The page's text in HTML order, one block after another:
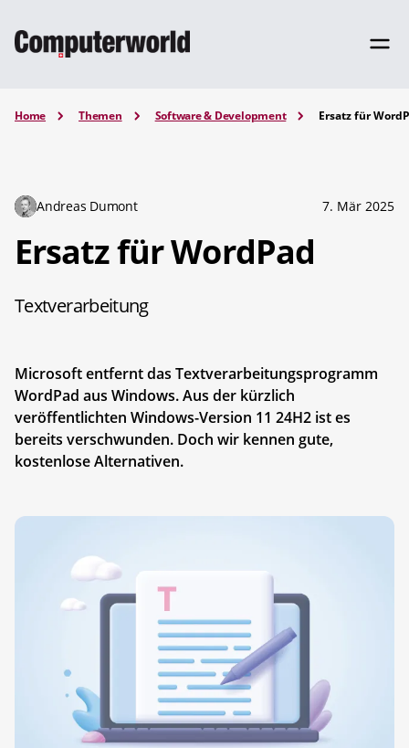
Home Themen Software & Development Ersatz für
Andreas Dumont 7. Mär 2025
Ersatz für WordPad
Textverarbeitung
Microsoft entfernt das Textverarbeitungsprogramm
WordPad aus Windows. Aus der kürzlich
veröffentlichten Windows-Version 11 24H2 ist es
bereits verschwunden. Doch wir kennen gute,
kostenlose Alternativen.